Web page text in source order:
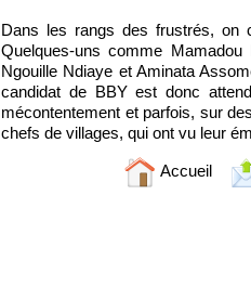
Dans les rangs des frustrés, on
Quelques-uns comme
Ngouille Ndiaye et Aminata
candidat de BBY est donc
mécontentement et parfois, sur
chefs de villages, qui ont vu leur
Accueil